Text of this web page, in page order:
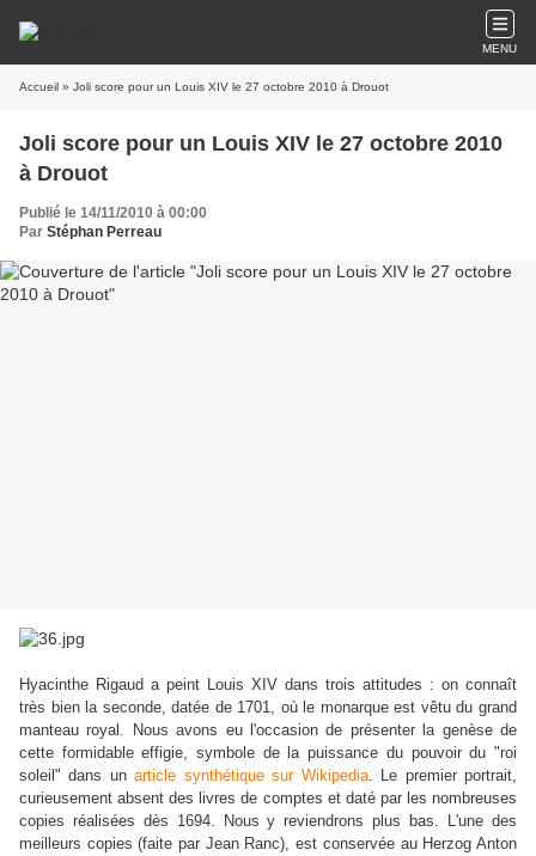
MENU
Accueil » Joli score pour un Louis XIV le 27 octobre 2010 à Drouot
Joli score pour un Louis XIV le 27 octobre 2010
à Drouot
Publié le 14/11/2010 à 00:00
Par Stéphan Perreau
Hyacinthe Rigaud a peint Louis XIV dans trois attitudes : on connaît
très bien la seconde, datée de 1701, où le monarque est vêtu du grand
manteau royal. Nous avons eu l'occasion de présenter la genèse de
cette formidable effigie, symbole de la puissance du pouvoir du "roi
soleil" dans unarticle synthétique sur Wikipedia. Le premier portrait,
curieusement absent des livres de comptes et daté par les nombreuses
copies réalisées dès 1694. Nous y reviendrons plus bas. L'une des
meilleurs copies (faite par Jean Ranc), est conservée au Herzog Anton